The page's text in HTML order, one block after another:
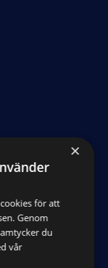
×
för att
Genom
du
vår